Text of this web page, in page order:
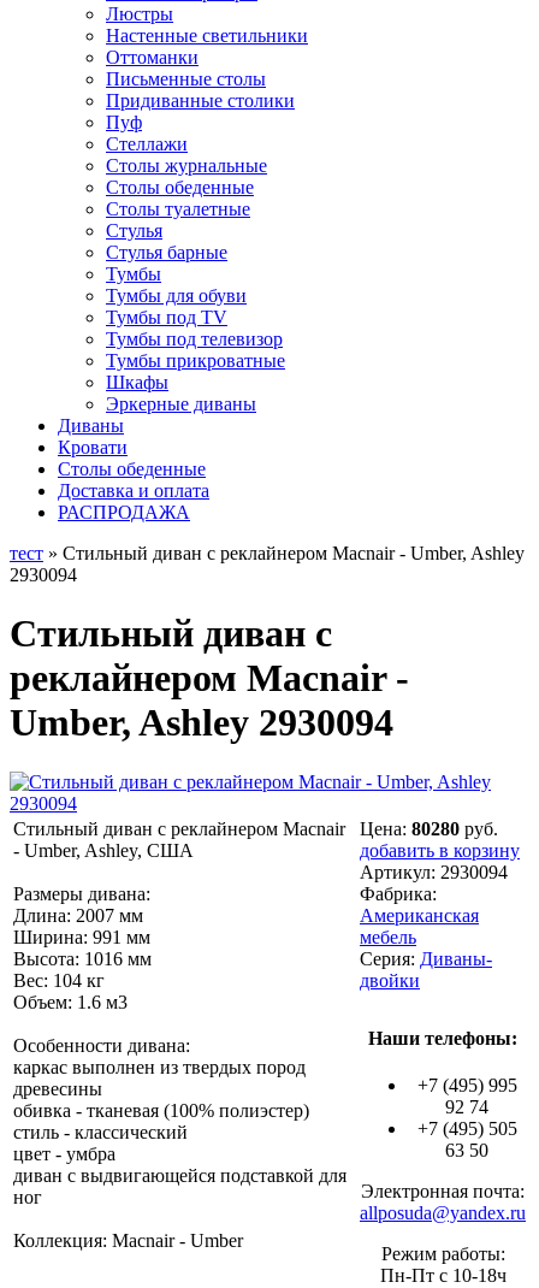
Люстры
Настенные светильники
Оттоманки
Письменные столы
Придиванные столики
Пуф
Стеллажи
Столы журнальные
Столы обеденные
Столы туалетные
Стулья
Стулья барные
Тумбы
Тумбы для обуви
Тумбы под TV
Тумбы под телевизор
Тумбы прикроватные
Шкафы
Эркерные диваны
Диваны
Кровати
Столы обеденные
Доставка и оплата
РАСПРОДАЖА
тест » Стильный диван с реклайнером Macnair - Umber, Ashley
2930094
Стильный диван с
реклайнером Macnair -
Umber, Ashley 2930094
Стильный диван с реклайнером Macnair
- Umber, Ashley, США
Размеры дивана:
Длина: 2007 мм
Ширина: 991 мм
Высота: 1016 мм
Вес: 104 кг
Объем: 1.6 м3
Особенности дивана:
каркас выполнен из твердых пород
древесины
обивка - тканевая (100% полиэстер)
стиль - классический
цвет - умбра
диван с выдвигающейся подставкой для
ног
Коллекция: Macnair - Umber
Цена: 80280 руб.
добавить в корзину
Артикул: 2930094
Фабрика:
Американская
мебель
Серия: Диваны-
двойки
Наши телефоны:
+7 (495) 995
92 74
+7 (495) 505
63 50
Электронная почта:
allposuda@yandex.ru
Режим работы:
Пн-Пт с 10-18ч